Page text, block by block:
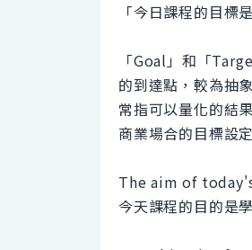
「今日課程的目標
「Goal」和「
的到達點，較為抽
常指可以量化的結
商業場合的目標設
The aim of
今天課程的目的是